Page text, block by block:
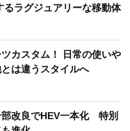
るラグジュアリーな移動体
カスタム！ 日常の使いや
は違うスタイルへ
部改良でHEV一本化 特別